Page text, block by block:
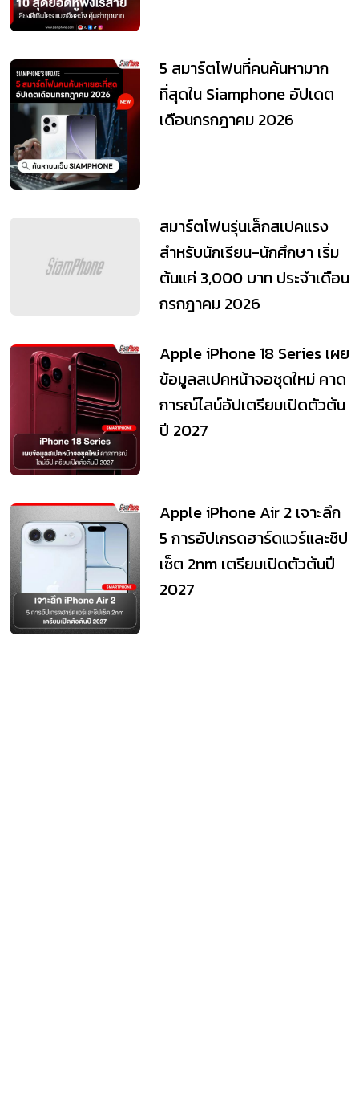
5 สมาร์ตโฟนที่คนค้นหามาก
ที่สุดใน Siamphone อัปเดต
เดือนกรกฎาคม 2026
สมาร์ตโฟนรุ่นเล็กสเปคแรง
สำหรับนักเรียน-นักศึกษา เริ่ม
ต้นแค่ 3,000 บาท ประจำเดือน
กรกฎาคม 2026
Apple iPhone 18 Series เผย
ข้อมูลสเปคหน้าจอชุดใหม่ คาด
การณ์ไลน์อัปเตรียมเปิดตัวต้น
Apple iPhone Air 2 เจาะลึก
5 การอัปเกรดฮาร์ดแวร์และชิป
เซ็ต 2nm เตรียมเปิดตัวต้นปี